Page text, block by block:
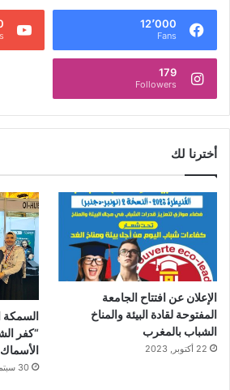
12٬000
Fans
179
Followers
أخترنا لك
الإعلان عن افتتاح الجامعة
المفتوحة لقادة البيئة والمناخ
الشباب بالمغرب
22 أكتوبر, 2023
“كفر
الأسماك
30 سبتمبر, 2022